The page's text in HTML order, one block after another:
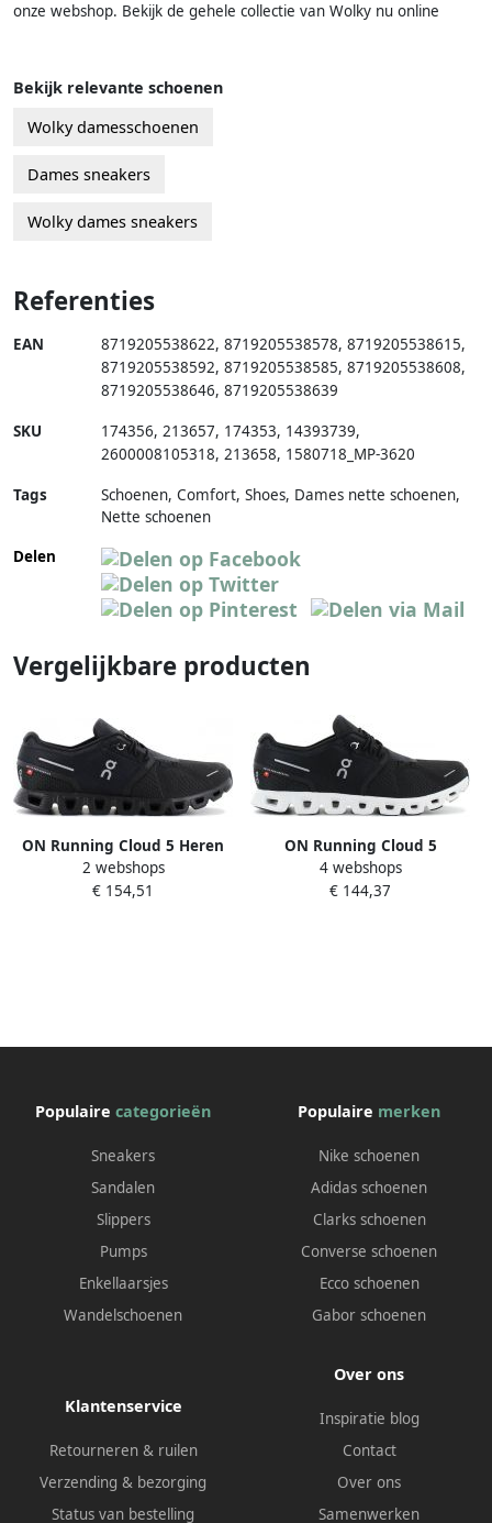
onze webshop. Bekijk de gehele collectie van Wolky nu online
Bekijk relevante schoenen
Wolky damesschoenen
Dames sneakers
Wolky dames sneakers
Referenties
EAN 8719205538622, 8719205538578, 8719205538615,
8719205538592, 8719205538585, 8719205538608,
8719205538646, 8719205538639
SKU 174356, 213657, 174353, 14393739,
2600008105318, 213658, 1580718_MP-3620
Tags
Schoenen, Comfort, Shoes, Dames nette schoenen,
Nette schoenen
Delen
Vergelijkbare producten
ON Running Cloud 5 Heren
Hardloopschoenen
Trainingsschoenen
2 webshops
€ 154,51
ON Running Cloud 5
Hardloopschoenen
Trainingsschoenen
4 webshops
€ 144,37
Populaire categorieën
Sneakers
Sandalen
Slippers
Pumps
Enkellaarsjes
Wandelschoenen
Populaire merken
Nike schoenen
Adidas schoenen
Clarks schoenen
Converse schoenen
Ecco schoenen
Gabor schoenen
Klantenservice
Retourneren & ruilen
Verzending & bezorging
Status van bestelling
Over ons
Inspiratie blog
Contact
Over ons
Samenwerken